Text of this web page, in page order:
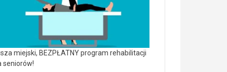
miejski, BEZPŁATNY program rehabilitacji
seniorów!